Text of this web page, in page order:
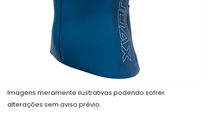
Imagens meramente ilustrativas podendo sofrer
alterações sem aviso prévio.